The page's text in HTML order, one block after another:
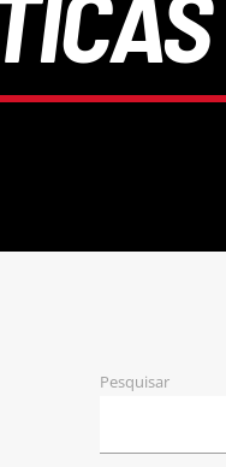
Pesquisar